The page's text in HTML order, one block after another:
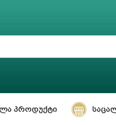
ᲞᲠᲝᲓᲣᲥᲢᲘ